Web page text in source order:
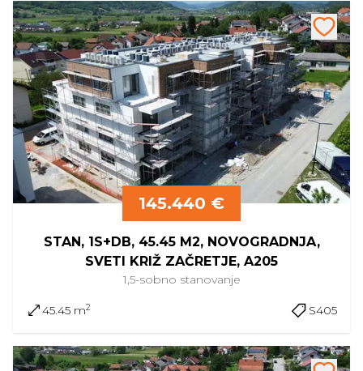
145.440 €
STAN, 1S+DB, 45.45 M2, NOVOGRADNJA,
SVETI KRIŽ ZAČRETJE, A205
1,5-sobno stanovanje
45.45 m2 S405